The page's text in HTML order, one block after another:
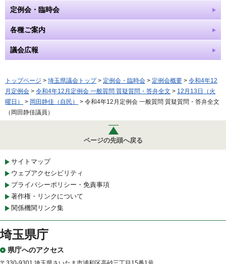
定例会・臨時会
各種ご案内
議会広報
トップページ > 埼玉県議会トップ> 定例会・臨時会 > 定例会概要 > 令和4年12
月定例会 > 令和4年12月定例会 一般質問 質疑質問・答弁全文 > 12月13日（火
曜日）
> 岡田静佳（自民）
> 令和4年12月定例会 一般質問 質疑質問・答弁全文
（岡田静佳議員）
ページの先頭へ戻る
サイトマップ
ウェブアクセシビリティ
プライバシーポリシー・免責事項
著作権・リンクについて
関係機関リンク集
埼玉県庁
県庁へのアクセス